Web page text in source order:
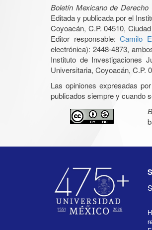
Boletín Mexicano de Derecho
Editada y publicada por el
Coyoacán, C.P. 04510,
Editor responsable:Camilo
electrónica): 2448-4873,
Instituto de Investigaciones
Universitaria, Coyoacán, C.P.
Las opiniones expresadas
publicados siempre y cuando